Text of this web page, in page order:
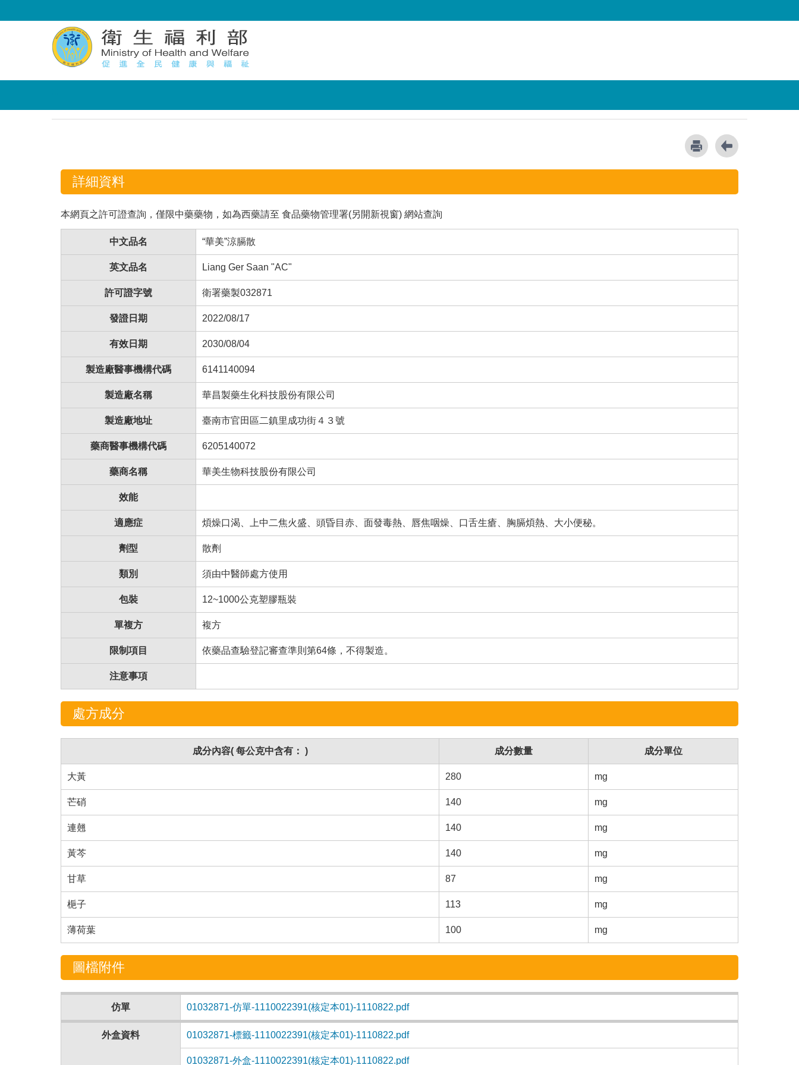
詳細資料
本網頁之許可證查詢，僅限中藥藥物，如為西藥請至 食品藥物管理署(另開新視窗) 網站查詢
中文品名 “華美”涼膈散
英文品名 Liang Ger Saan "AC"
許可證字號 衛署藥製032871
發證日期 2022/08/17
有效日期 2030/08/04
製造廠醫事機構代碼 6141140094
製造廠名稱 華昌製藥生化科技股份有限公司
製造廠地址 臺南市官田區二鎮里成功街４３號
藥商醫事機構代碼 6205140072
藥商名稱 華美生物科技股份有限公司
效能
適應症 煩燥口渴、上中二焦火盛、頭昏目赤、面發毒熱、唇焦咽燥、口舌生瘡、胸膈煩熱、大小便秘。
劑型 散劑
類別 須由中醫師處方使用
包裝 12~1000公克塑膠瓶裝
單複方 複方
限制項目 依藥品查驗登記審查準則第64條，不得製造。
注意事項
處方成分
成分內容( 每公克中含有： ) 成分數量 成分單位
大黃 280 mg
芒硝 140 mg
連翹 140 mg
黃芩 140 mg
甘草 87 mg
梔子 113 mg
薄荷葉 100 mg
圖檔附件
仿單 01032871-仿單-1110022391(核定本01)-1110822.pdf
外盒資料 01032871-標籤-1110022391(核定本01)-1110822.pdf
01032871-外盒-1110022391(核定本01)-1110822.pdf